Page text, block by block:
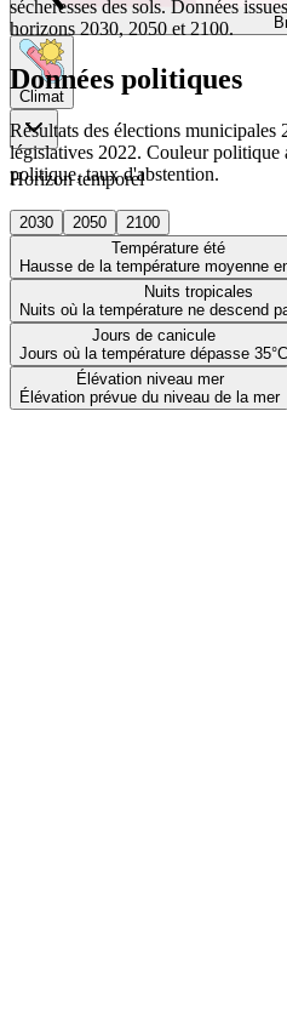
Climat
Horizon temporel
2030 2050
2100
Température été
Hausse de la température moyenne
Nuits tropicales
Nuits où la température ne descend
Jours de canicule
Jours où la température dépasse 35°C
Élévation niveau mer
Élévation prévue du niveau de la mer
sécheresses des sols. Données
horizons 2030, 2050 et 2100.
Données politiques
Résultats des élections municipales
législatives 2022. Couleur politique
politique, taux d'abstention.